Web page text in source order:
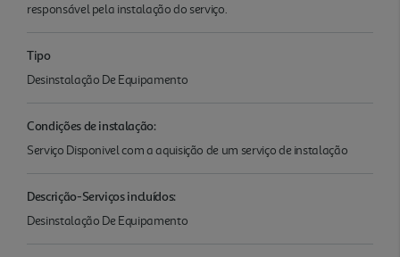
responsável pela instalação do serviço.
Tipo
Desinstalação De Equipamento
Condições de instalação:
Serviço Disponivel com a aquisição de um serviço de instalação
Descrição-Serviços incluídos:
Desinstalação De Equipamento